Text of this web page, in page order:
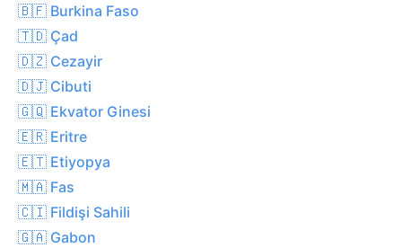
🇧🇫 Burkina Faso
🇹🇩 Çad
🇩🇿 Cezayir
🇩🇯 Cibuti
🇬🇶 Ekvator Ginesi
🇪🇷 Eritre
🇪🇹 Etiyopya
🇲🇦 Fas
🇨🇮 Fildişi Sahili
🇬🇦 Gabon